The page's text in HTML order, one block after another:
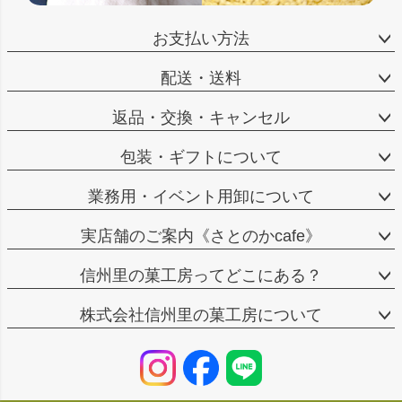
お支払い方法
配送・送料
返品・交換・キャンセル
包装・ギフトについて
業務用・イベント用卸について
実店舗のご案内《さとのかcafe》
信州里の菓工房ってどこにある？
株式会社信州里の菓工房について